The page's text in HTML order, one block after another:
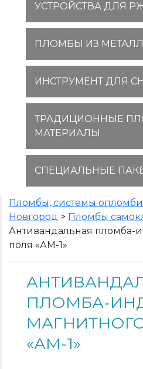
УСТРОЙСТВА ДЛЯ
ПЛОМБЫ ИЗ
ИНСТРУМЕНТ ДЛЯ
ТРАДИЦИОННЫЕ
МАТЕРИАЛЫ
СПЕЦИАЛЬНЫЕ
Пломбы, системы
Новгород > Пломбы
Антивандальная пломба-
поля «АМ-1»
ПЛОМБА-
«АМ-1»